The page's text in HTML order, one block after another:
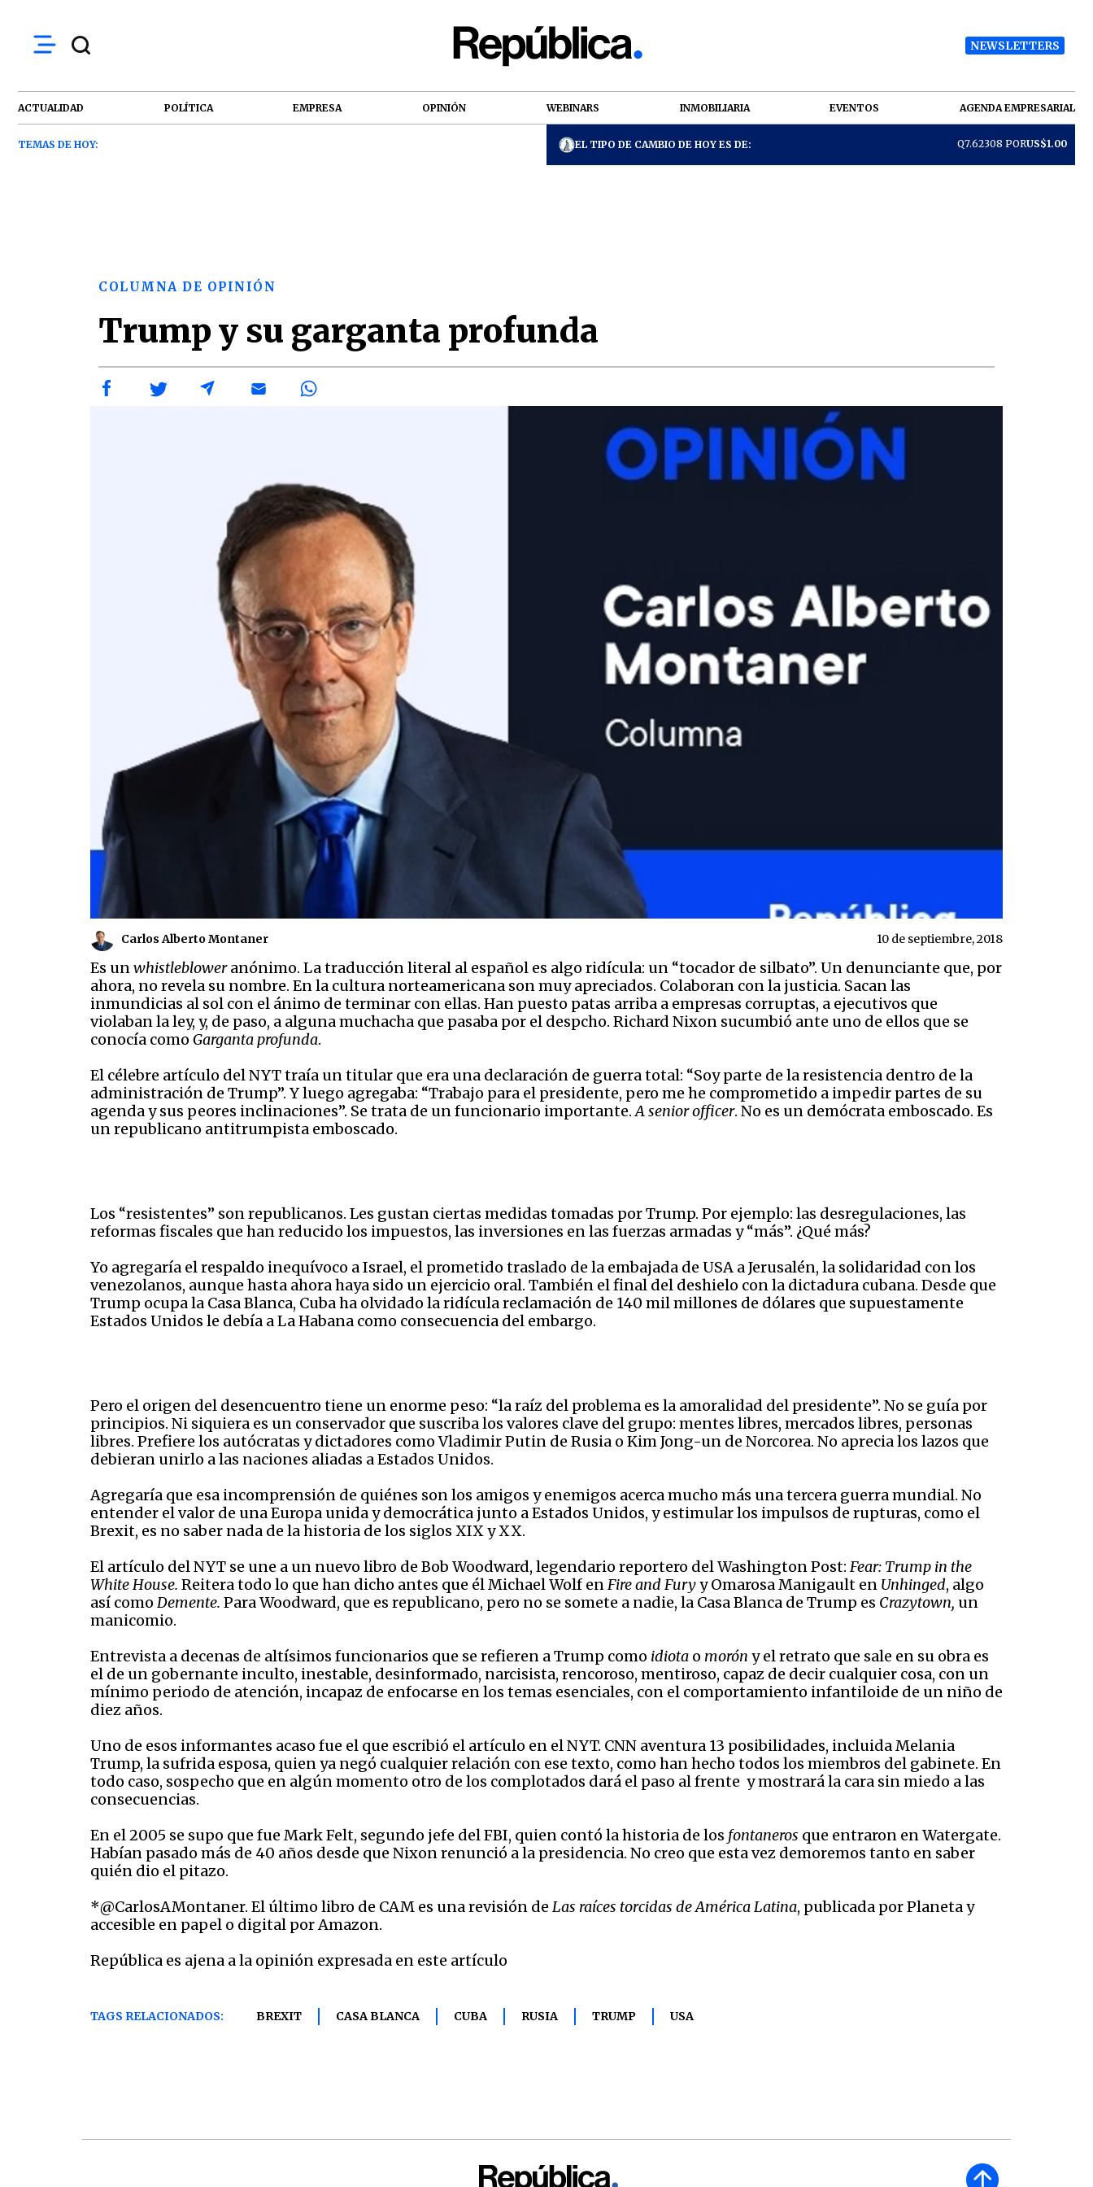
NEWSLETTERS
ACTUALIDAD POLÍTICA EMPRESA OPINIÓN WEBINARS INMOBILIARIA EVENTOS AGENDA EMPRESARIAL
TEMAS DE HOY: EL TIPO DE CAMBIO DE HOY ES DE: Q7.62308 PORUS$1.00
COLUMNA DE OPINIÓN
Trump y su garganta profunda
Carlos Alberto Montaner 10 de septiembre, 2018
Es unwhistlebloweranónimo. La traducción literal al español es algo ridícula: un “tocador de silbato”. Un denunciante que, por
ahora, no revela su nombre. En la cultura norteamericana son muy apreciados. Colaboran con la justicia. Sacan las
inmundicias al sol con el ánimo de terminar con ellas. Han puesto patas arriba a empresas corruptas, a ejecutivos que
violaban la ley, y, de paso, a alguna muchacha que pasaba por el despcho. Richard Nixon sucumbió ante uno de ellos que se
conocía como Gargantaprofunda.
El célebre artículo del NYT traía un titular que era una declaración de guerra total: “Soy parte de la resistencia dentro de la
administración de Trump”. Y luego agregaba: “Trabajo para el presidente, pero me he comprometido a impedir partes de su
agenda y sus peores inclinaciones”. Se trata de un funcionario importante.A senior officer. No es un demócrata emboscado. Es
un republicano antitrumpista emboscado.
Los “resistentes” son republicanos. Les gustan ciertas medidas tomadas por Trump. Por ejemplo: las desregulaciones, las
reformas fiscales que han reducido los impuestos, las inversiones en las fuerzas armadas y “más”. ¿Qué más?
Yo agregaría el respaldo inequívoco a Israel, el prometido traslado de la embajada de USA a Jerusalén, la solidaridad con los
venezolanos, aunque hasta ahora haya sido un ejercicio oral. También el final del deshielo con la dictadura cubana. Desde que
Trump ocupa la Casa Blanca, Cuba ha olvidado la ridícula reclamación de 140 mil millones de dólares que supuestamente
Estados Unidos le debía a La Habana como consecuencia del embargo.
Pero el origen del desencuentro tiene un enorme peso: “la raíz del problema es la amoralidad del presidente”. No se guía por
principios. Ni siquiera es un conservador que suscriba los valores clave del grupo: mentes libres, mercados libres, personas
libres. Prefiere los autócratas y dictadores como Vladimir Putin de Rusia o Kim Jong-un de Norcorea. No aprecia los lazos que
debieran unirlo a las naciones aliadas a Estados Unidos.
Agregaría que esa incomprensión de quiénes son los amigos y enemigos acerca mucho más una tercera guerra mundial. No
entender el valor de una Europa unida y democrática junto a Estados Unidos, y estimular los impulsos de rupturas, como el
Brexit, es no saber nada de la historia de los siglos XIX y XX.
El artículo del NYT se une a un nuevo libro de Bob Woodward, legendario reportero del Washington Post: Fear: Trump in the
White House. Reitera todo lo que han dicho antes que él Michael Wolf enFire and Furyy Omarosa Manigault en Unhinged, algo
así como Demente. Para Woodward, que es republicano, pero no se somete a nadie, la Casa Blanca de Trump es Crazytown, un
manicomio.
Entrevista a decenas de altísimos funcionarios que se refieren a Trump como idiota o morón y el retrato que sale en su obra es
el de un gobernante inculto, inestable, desinformado, narcisista, rencoroso, mentiroso, capaz de decir cualquier cosa, con un
mínimo periodo de atención, incapaz de enfocarse en los temas esenciales, con el comportamiento infantiloide de un niño de
diez años.
Uno de esos informantes acaso fue el que escribió el artículo en el NYT. CNN aventura 13 posibilidades, incluida Melania
Trump, la sufrida esposa, quien ya negó cualquier relación con ese texto, como han hecho todos los miembros del gabinete. En
todo caso, sospecho que en algún momento otro de los complotados dará el paso al frente y mostrará la cara sin miedo a las
consecuencias.
En el 2005 se supo que fue Mark Felt, segundo jefe del FBI, quien contó la historia de los fontaneros que entraron en Watergate.
Habían pasado más de 40 años desde que Nixon renunció a la presidencia. No creo que esta vez demoremos tanto en saber
quién dio el pitazo.
*@CarlosAMontaner. El último libro de CAM es una revisión de Las raíces torcidas de América Latina, publicada por Planeta y
accesible en papel o digital por Amazon.
República es ajena a la opinión expresada en este artículo
TAGS RELACIONADOS: BREXIT CASA BLANCA CUBA RUSIA TRUMP USA